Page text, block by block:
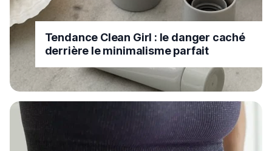
Tendance Clean Girl : le danger caché
derrière le minimalisme parfait